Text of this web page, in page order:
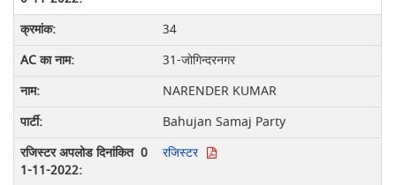
34
31-जोगिन्दरनगर
NARENDER KUMAR
Bahujan Samaj Party
रजिस्टर